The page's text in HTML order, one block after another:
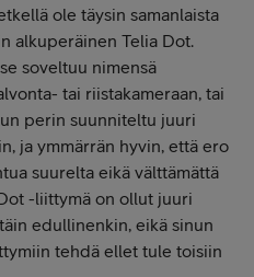
ole täysin samanlaista
alkuperäinen Telia Dot.
soveltuu nimensä
tai riistakameraan, tai
perin suunniteltu juuri
ja ymmärrän hyvin, että ero
suurelta eikä välttämättä
-liittymä on ollut juuri
edullinenkin, eikä sinun
tehdä ellet tule toisiin